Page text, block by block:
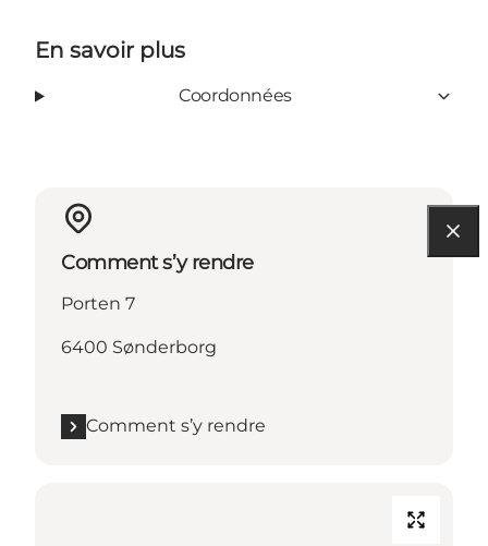
En savoir plus
Coordonnées
Comment s’y rendre
Porten 7
6400 Sønderborg
Comment s’y rendre